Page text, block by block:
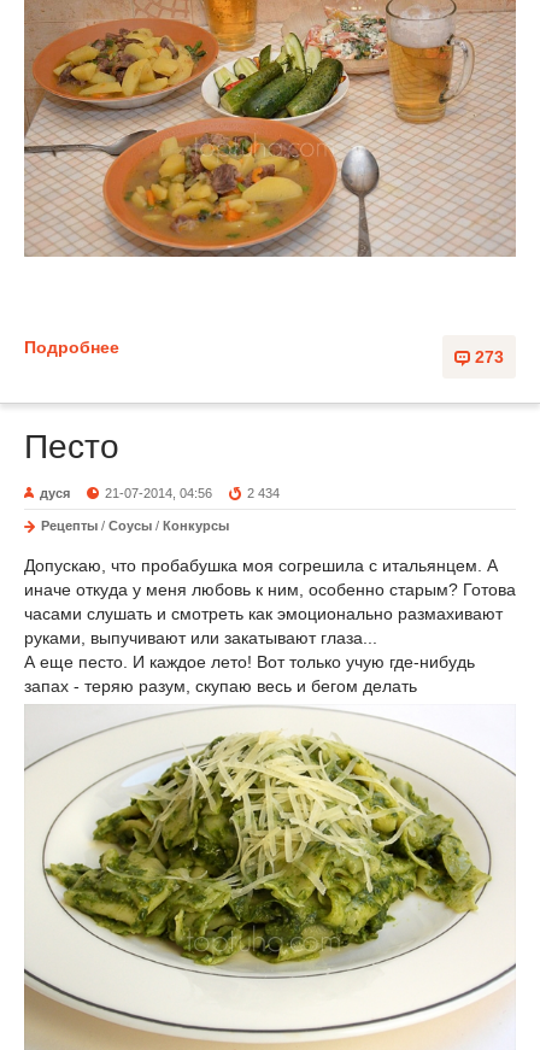
273
Подробнее
Песто
дуся 21-07-2014, 04:56 2 434
Рецепты / Соусы / Конкурсы
Допускаю, что пробабушка моя согрешила с итальянцем. А
иначе откуда у меня любовь к ним, особенно старым? Готова
часами слушать и смотреть как эмоционально размахивают
руками, выпучивают или закатывают глаза...
А еще песто. И каждое лето! Вот только учую где-нибудь
запах - теряю разум, скупаю весь и бегом делать